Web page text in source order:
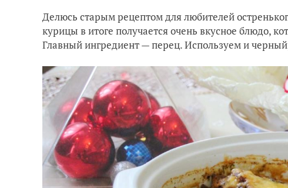
Делюсь старым рецептом для любителей
курицы в итоге получается очень вкусное блюдо,
Главный ингредиент — перец. Используем и